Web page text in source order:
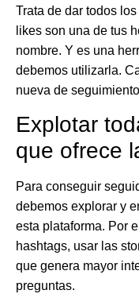
Trata de dar todos
likes son una de tus
nombre. Y es una
debemos utilizarla.
nueva de
Explotar
que ofrece
Para conseguir
debemos explorar y
esta plataforma. Por
hashtags, usar las
que genera mayor
preguntas.